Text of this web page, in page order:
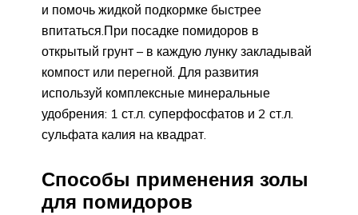
и помочь жидкой подкормке быстрее
впитаться.При посадке помидоров в
открытый грунт – в каждую лунку закладывай
компост или перегной. Для развития
используй комплексные минеральные
удобрения: 1 ст.л. суперфосфатов и 2 ст.л.
сульфата калия на квадрат.
Способы применения золы
для помидоров